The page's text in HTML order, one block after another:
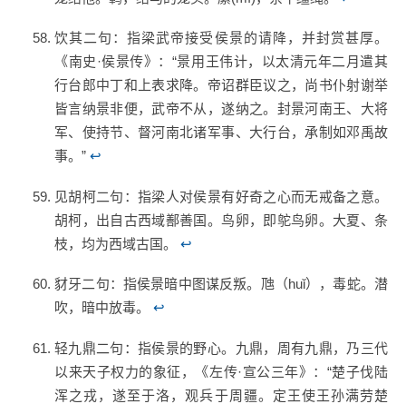
饮其二句：指梁武帝接受侯景的请降，并封赏甚厚。
《南史·侯景传》：“景用王伟计，以太清元年二月遣其
行台郎中丁和上表求降。帝诏群臣议之，尚书仆射谢举
皆言纳景非便，武帝不从，遂纳之。封景河南王、大将
军、使持节、督河南北诸军事、大行台，承制如邓禹故
事。” ↩
见胡柯二句：指梁人对侯景有好奇之心而无戒备之意。
胡柯，出自古西域鄯善国。鸟卵，即鸵鸟卵。大夏、条
枝，均为西域古国。 ↩
豺牙二句：指侯景暗中图谋反叛。虺（huǐ），毒蛇。潜
吹，暗中放毒。 ↩
轻九鼎二句：指侯景的野心。九鼎，周有九鼎，乃三代
以来天子权力的象征，《左传·宣公三年》：“楚子伐陆
浑之戎，遂至于洛，观兵于周疆。定王使王孙满劳楚